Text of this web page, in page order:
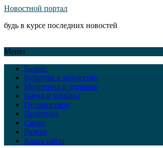
Новостной портал
будь в курсе последних новостей
Меню
Бизнес
Культура и искусство
Медицина и здоровье
Наука и техника
Путешествия
Политика
Спорт
Разное
Карта сайта